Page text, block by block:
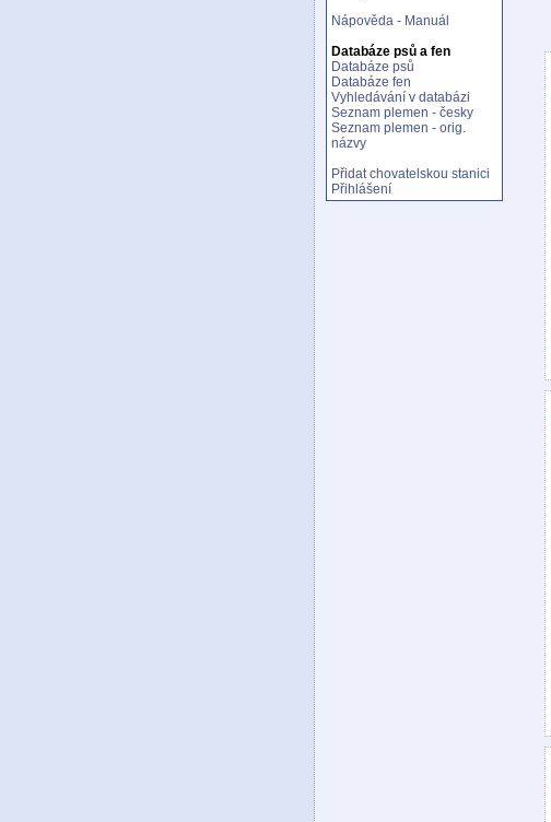
Nápověda - Manuál
Databáze psů a fen
Databáze psů
Databáze fen
Vyhledávání v databázi
Seznam plemen - česky
Seznam plemen - orig.
názvy
Přidat chovatelskou stanici
Přihlášení